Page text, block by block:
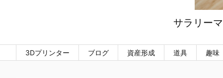
サラリー
3Dプリンター ブログ 資産形成 道具 趣味